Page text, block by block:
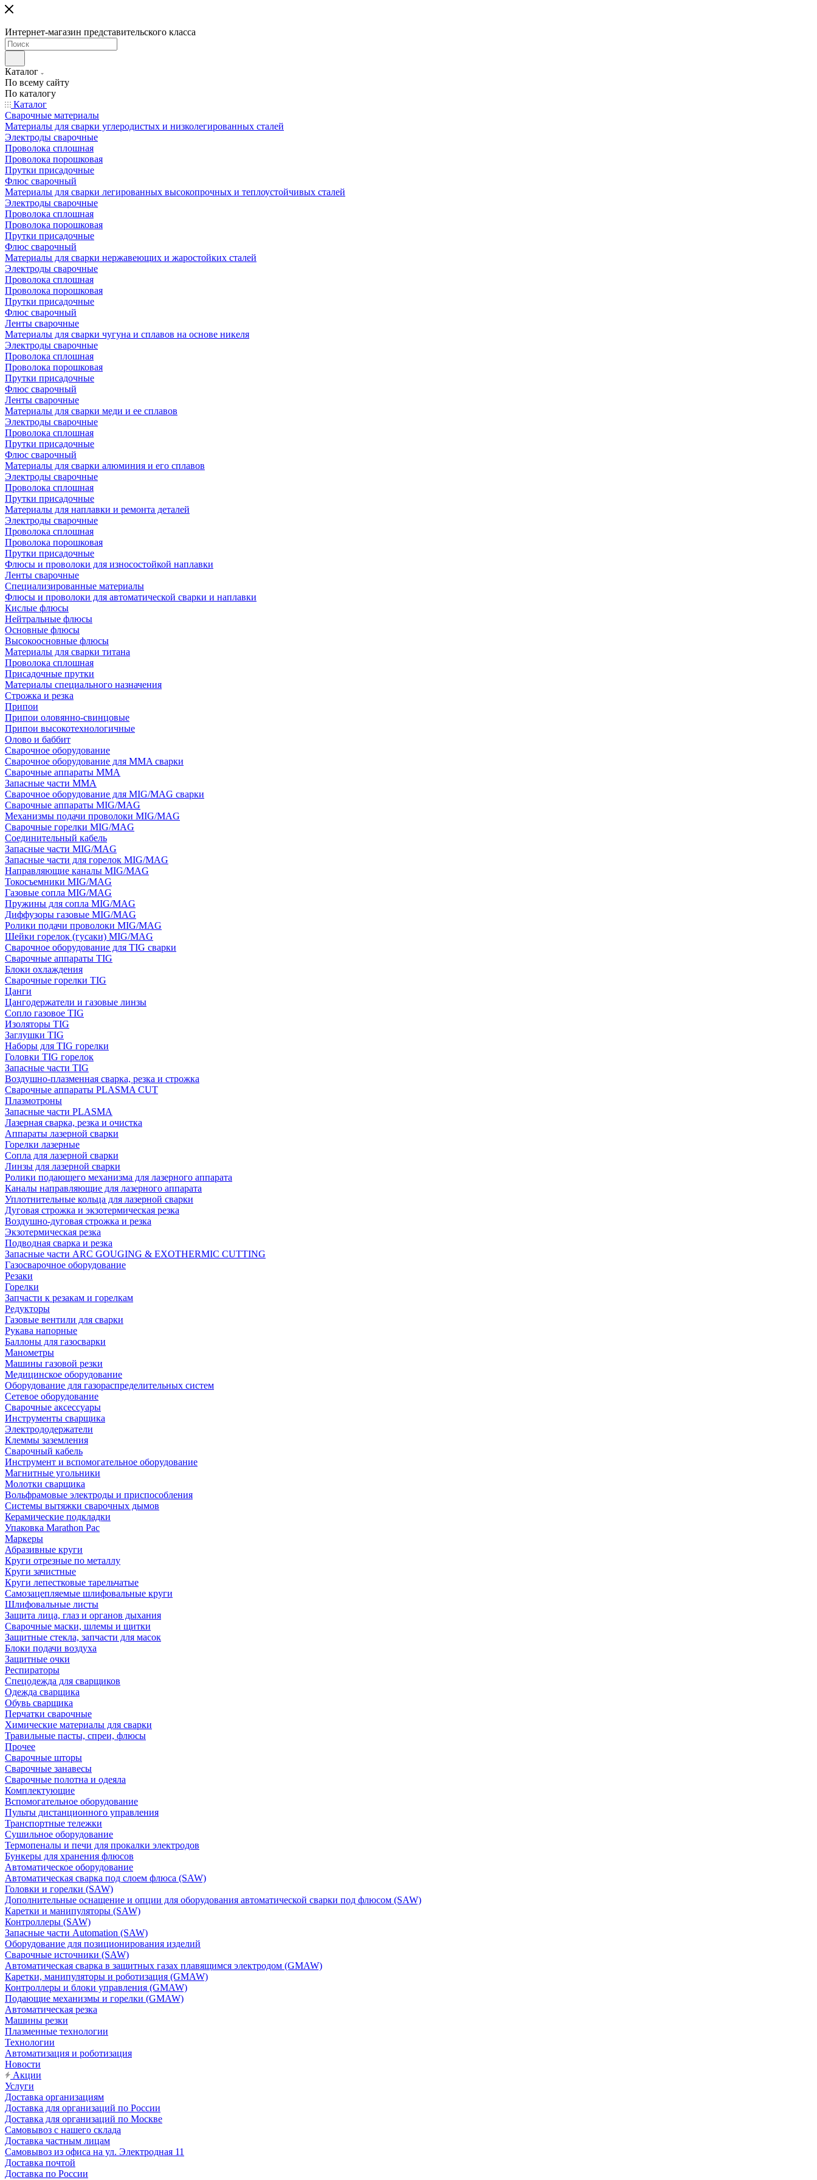
Интернет-магазин представительского класса
Каталог
По всему сайту
По каталогу
Каталог
Сварочные материалы
Материалы для сварки углеродистых и низколегированных сталей
Электроды сварочные
Проволока сплошная
Проволока порошковая
Прутки присадочные
Флюс сварочный
Материалы для сварки легированных высокопрочных и теплоустойчивых сталей
Электроды сварочные
Проволока сплошная
Проволока порошковая
Прутки присадочные
Флюс сварочный
Материалы для сварки нержавеющих и жаростойких сталей
Электроды сварочные
Проволока сплошная
Проволока порошковая
Прутки присадочные
Флюс сварочный
Ленты сварочные
Материалы для сварки чугуна и сплавов на основе никеля
Электроды сварочные
Проволока сплошная
Проволока порошковая
Прутки присадочные
Флюс сварочный
Ленты сварочные
Материалы для сварки меди и ее сплавов
Электроды сварочные
Проволока сплошная
Прутки присадочные
Флюс сварочный
Материалы для сварки алюминия и его сплавов
Электроды сварочные
Проволока сплошная
Прутки присадочные
Материалы для наплавки и ремонта деталей
Электроды сварочные
Проволока сплошная
Проволока порошковая
Прутки присадочные
Флюсы и проволоки для износостойкой наплавки
Ленты сварочные
Специализированные материалы
Флюсы и проволоки для автоматической сварки и наплавки
Кислые флюсы
Нейтральные флюсы
Основные флюсы
Высокоосновные флюсы
Материалы для сварки титана
Проволока сплошная
Присадочные прутки
Материалы специального назначения
Строжка и резка
Припои
Припои оловянно-свинцовые
Припои высокотехнологичные
Олово и баббит
Сварочное оборудование
Сварочное оборудование для MMA сварки
Сварочные аппараты MMA
Запасные части MMA
Сварочное оборудование для MIG/MAG сварки
Сварочные аппараты MIG/MAG
Механизмы подачи проволоки MIG/MAG
Сварочные горелки MIG/MAG
Соединительный кабель
Запасные части MIG/MAG
Запасные части для горелок MIG/MAG
Направляющие каналы MIG/MAG
Токосъемники MIG/MAG
Газовые сопла MIG/MAG
Пружины для сопла MIG/MAG
Диффузоры газовые MIG/MAG
Ролики подачи проволоки MIG/MAG
Шейки горелок (гусаки) MIG/MAG
Сварочное оборудование для TIG сварки
Сварочные аппараты TIG
Блоки охлаждения
Сварочные горелки TIG
Цанги
Цангодержатели и газовые линзы
Сопло газовое TIG
Изоляторы TIG
Заглушки TIG
Наборы для TIG горелки
Головки TIG горелок
Запасные части TIG
Воздушно-плазменная сварка, резка и строжка
Сварочные аппараты PLASMA CUT
Плазмотроны
Запасные части PLASMA
Лазерная сварка, резка и очистка
Аппараты лазерной сварки
Горелки лазерные
Сопла для лазерной сварки
Линзы для лазерной сварки
Ролики подающего механизма для лазерного аппарата
Каналы направляющие для лазерного аппарата
Уплотнительные кольца для лазерной сварки
Дуговая строжка и экзотермическая резка
Воздушно-дуговая строжка и резка
Экзотермическая резка
Подводная сварка и резка
Запасные части ARC GOUGING & EXOTHERMIC CUTTING
Газосварочное оборудование
Резаки
Горелки
Запчасти к резакам и горелкам
Редукторы
Газовые вентили для сварки
Рукава напорные
Баллоны для газосварки
Манометры
Машины газовой резки
Медицинское оборудование
Оборудование для газораспределительных систем
Сетевое оборудование
Сварочные аксессуары
Инструменты сварщика
Электрододержатели
Клеммы заземления
Сварочный кабель
Инструмент и вспомогательное оборудование
Магнитные угольники
Молотки сварщика
Вольфрамовые электроды и приспособления
Системы вытяжки сварочных дымов
Керамические подкладки
Упаковка Marathon Pac
Маркеры
Абразивные круги
Круги отрезные по металлу
Круги зачистные
Круги лепестковые тарельчатые
Самозацепляемые шлифовальные круги
Шлифовальные листы
Защита лица, глаз и органов дыхания
Сварочные маски, шлемы и щитки
Защитные стекла, запчасти для масок
Блоки подачи воздуха
Защитные очки
Респираторы
Спецодежда для сварщиков
Одежда сварщика
Обувь сварщика
Перчатки сварочные
Химические материалы для сварки
Травильные пасты, спреи, флюсы
Прочее
Сварочные шторы
Сварочные занавесы
Сварочные полотна и одеяла
Комплектующие
Вспомогательное оборудование
Пульты дистанционного управления
Транспортные тележки
Сушильное оборудование
Термопеналы и печи для прокалки электродов
Бункеры для хранения флюсов
Автоматическое оборудование
Автоматическая сварка под слоем флюса (SAW)
Головки и горелки (SAW)
Дополнительные оснащение и опции для оборудования автоматической сварки под флюсом (SAW)
Каретки и манипуляторы (SAW)
Контроллеры (SAW)
Запасные части Automation (SAW)
Оборудование для позиционирования изделий
Сварочные источники (SAW)
Автоматическая сварка в защитных газах плавящимся электродом (GMAW)
Каретки, манипуляторы и роботизация (GMAW)
Контроллеры и блоки управления (GMAW)
Подающие механизмы и горелки (GMAW)
Автоматическая резка
Машины резки
Плазменные технологии
Технологии
Автоматизация и роботизация
Новости
Акции
Услуги
Доставка организациям
Доставка для организаций по России
Доставка для организаций по Москве
Самовывоз с нашего склада
Доставка частным лицам
Самовывоз из офиса на ул. Электродная 11
Доставка почтой
Доставка по России